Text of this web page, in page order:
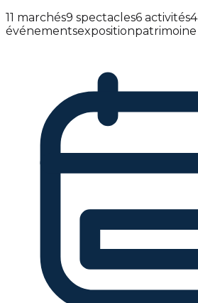
11 marchés9 spectacles6 activités4
événementsexpositionpatrimoine